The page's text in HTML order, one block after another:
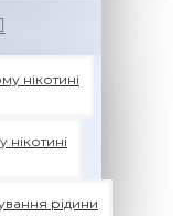
нікотині
нікотині
рідини